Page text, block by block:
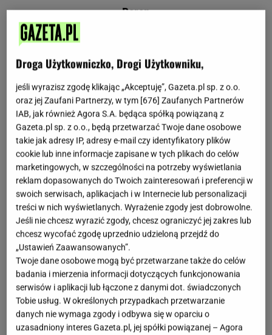
Baran
Dzienny horoskop dla Barana
Tygodniowy horoskop dla Barana
Miesięczny horoskop dla Barana
Roczny horoskop dla Barana
Byk
20 kwietnia do 22 maja
Dzienny horoskop dla Byka
Tygodniowy horoskop dla Byka
Miesięczny horoskop dla Byka
Roczny horoskop dla Byka
Droga Użytkowniczko, Drogi Użytkowniku,
jeśli wyrazisz zgodę klikając „Akceptuję”, Gazeta.pl sp. z o.o.
oraz jej Zaufani Partnerzy, w tym [676] Zaufanych Partnerów
IAB, jak również Agora S.A. będąca spółką powiązaną z
Gazeta.pl sp. z o.o., będą przetwarzać Twoje dane osobowe
takie jak adresy IP, adresy e-mail czy identyfikatory plików
cookie lub inne informacje zapisane w tych plikach do celów
marketingowych, w szczególności na potrzeby wyświetlania
reklam dopasowanych do Twoich zainteresowań i preferencji w
swoich serwisach, aplikacjach i w Internecie lub personalizacji
treści w nich wyświetlanych. Wyrażenie zgody jest dobrowolne.
Jeśli nie chcesz wyrazić zgody, chcesz ograniczyć jej zakres lub
chcesz wycofać zgodę uprzednio udzieloną przejdź do
„Ustawień Zaawansowanych”.
Twoje dane osobowe mogą być przetwarzane także do celów
badania i mierzenia informacji dotyczących funkcjonowania
serwisów i aplikacji lub łączone z danymi dot. świadczonych
Tobie usług. W określonych przypadkach przetwarzanie
danych nie wymaga zgody i odbywa się w oparciu o
uzasadniony interes Gazeta.pl, jej spółki powiązanej – Agora